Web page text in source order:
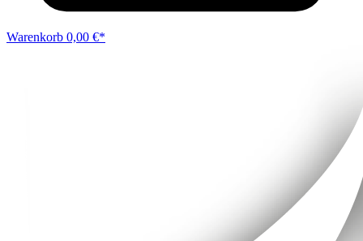
Warenkorb 0,00 €*